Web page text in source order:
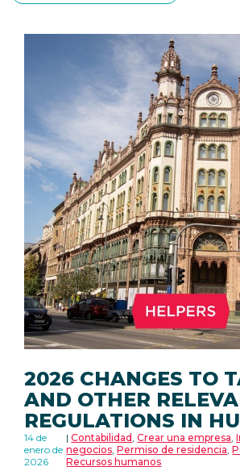
2026 CHANGES TO
AND OTHER
REGULATIONS IN
14 de
enero de
2026
Contabilidad,Crear una empresa,
negocios,Permiso de residencia,
Recursos humanos